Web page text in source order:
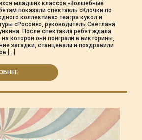
младших классов «Волшебные
показали спектакль «Клочки по
коллектива» театра кукол и
«Россия», руководитель Светлана
После спектакля ребят ждала
которой они поиграли в викторины,
загадки, станцевали и поздравили
[…]